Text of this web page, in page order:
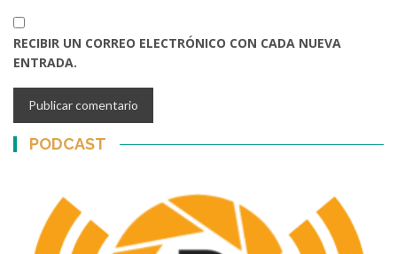
RECIBIR UN CORREO ELECTRÓNICO CON CADA NUEVA
ENTRADA.
PODCAST